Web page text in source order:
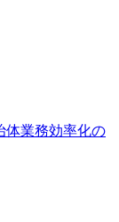
体業務効率化の